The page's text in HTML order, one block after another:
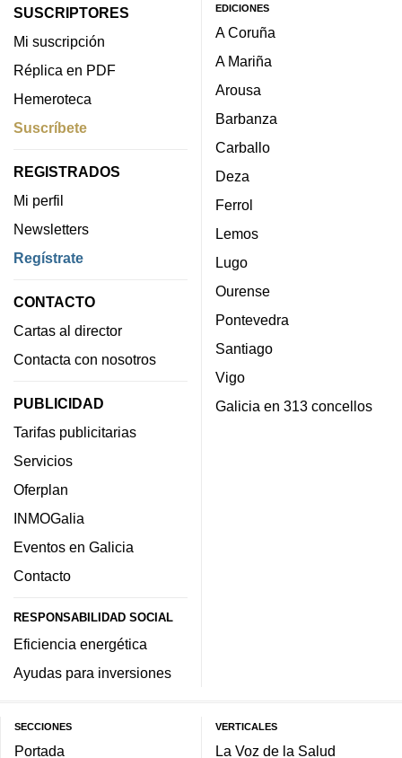
SUSCRIPTORES
Mi suscripción
Réplica en PDF
Hemeroteca
Suscríbete
REGISTRADOS
Mi perfil
Newsletters
Regístrate
CONTACTO
Cartas al director
Contacta con nosotros
PUBLICIDAD
Tarifas publicitarias
Servicios
Oferplan
INMOGalia
Eventos en Galicia
Contacto
RESPONSABILIDAD SOCIAL
Eficiencia energética
Ayudas para inversiones
EDICIONES
A Coruña
A Mariña
Arousa
Barbanza
Carballo
Deza
Ferrol
Lemos
Lugo
Ourense
Pontevedra
Santiago
Vigo
Galicia en 313 concellos
SECCIONES
Portada
VERTICALES
La Voz de la Salud